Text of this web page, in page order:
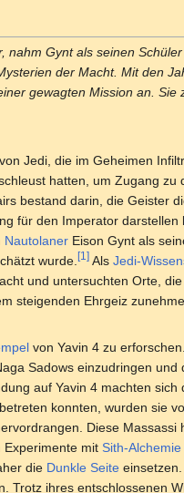
nahm Gynt als seinen
der Macht. Mit den
gewagten Mission an. Sie
Jedi, die im Geheimen
hatten, um Zugang zu
bestand darin, die Geister
für den Imperator darstellen
Nautolaner Eison Gynt als
wurde. [1] Als Jedi-
und untersuchten Orte,
steigenden Ehrgeiz
von Yavin 4 zu
Sadows einzudringen und
auf Yavin 4 machten sich
konnten, wurden sie
Diese Massassi
Experimente mit Sith-Alchemie
die Dunkle Seite
Trotz ihres entschlossenen